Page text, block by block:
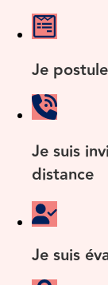
Je
Je suis
distance
Je suis